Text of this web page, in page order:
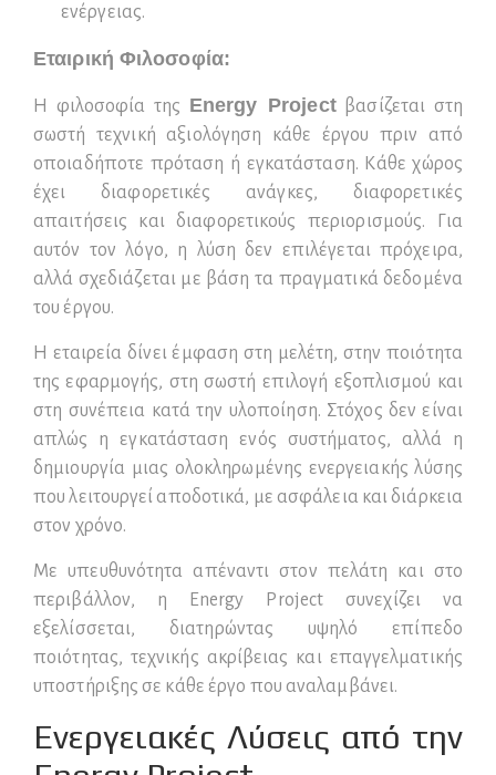
ενέργειας.
Εταιρική Φιλοσοφία:
Η φιλοσοφία της Energy Projectβασίζεται στη
σωστή τεχνική αξιολόγηση κάθε έργου πριν από
οποιαδήποτε πρόταση ή εγκατάσταση. Κάθε χώρος
έχει διαφορετικές ανάγκες, διαφορετικές
απαιτήσεις και διαφορετικούς περιορισμούς. Για
αυτόν τον λόγο, η λύση δεν επιλέγεται πρόχειρα,
αλλά σχεδιάζεται με βάση τα πραγματικά δεδομένα
του έργου.
Η εταιρεία δίνει έμφαση στη μελέτη, στην ποιότητα
της εφαρμογής, στη σωστή επιλογή εξοπλισμού και
στη συνέπεια κατά την υλοποίηση. Στόχος δεν είναι
απλώς η εγκατάσταση ενός συστήματος, αλλά η
δημιουργία μιας ολοκληρωμένης ενεργειακής λύσης
που λειτουργεί αποδοτικά, με ασφάλεια και διάρκεια
στον χρόνο.
Με υπευθυνότητα απέναντι στον πελάτη και στο
περιβάλλον, η Energy Project συνεχίζει να
εξελίσσεται, διατηρώντας υψηλό επίπεδο
ποιότητας, τεχνικής ακρίβειας και επαγγελματικής
υποστήριξης σε κάθε έργο που αναλαμβάνει.
Ενεργειακές Λύσεις από την